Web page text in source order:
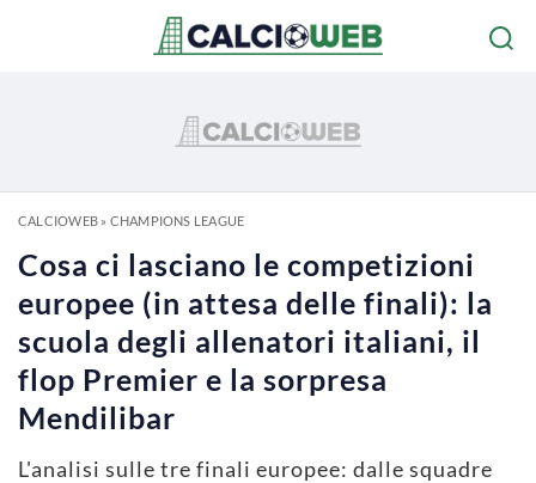
CALCIOWEB» CHAMPIONS LEAGUE
Cosa ci lasciano le competizioni
europee (in attesa delle finali): la
scuola degli allenatori italiani, il
flop Premier e la sorpresa
Mendilibar
L'analisi sulle tre finali europee: dalle squadre